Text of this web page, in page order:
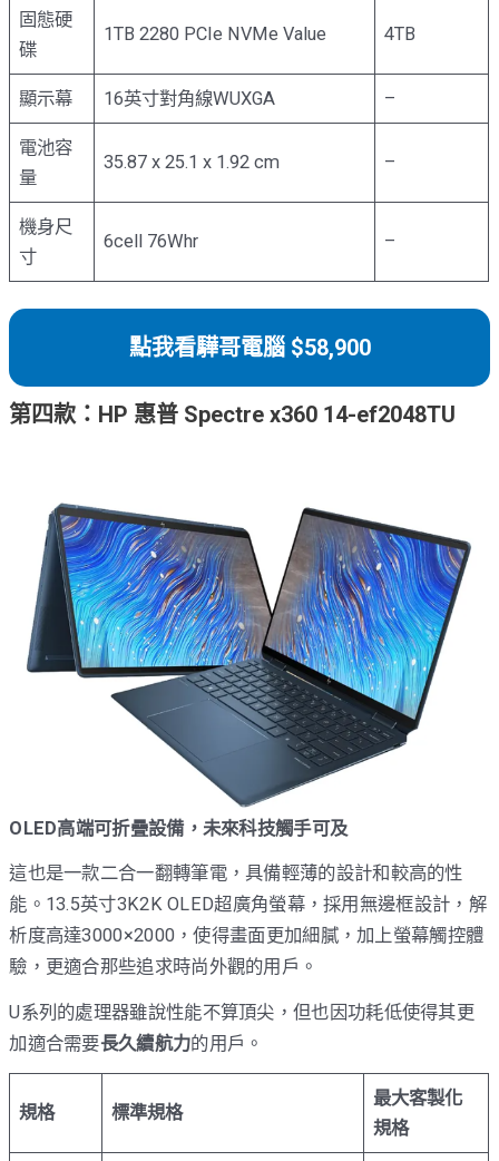
固態硬
碟
1TB 2280 PCIe NVMe Value 4TB
顯示幕 16英寸對角線WUXGA –
電池容
量
35.87 x 25.1 x 1.92 cm –
機身尺
寸
6cell 76Whr –
點我看驊哥電腦 $58,900
第四款：HP 惠普 Spectre x360 14-ef2048TU
OLED高端可折疊設備，未來科技觸手可及
這也是一款二合一翻轉筆電，具備輕薄的設計和較高的性
能。13.5英寸3K2K OLED超廣角螢幕，採用無邊框設計，解
析度高達3000×2000，使得畫面更加細膩，加上螢幕觸控體
驗，更適合那些追求時尚外觀的用戶。
U系列的處理器雖說性能不算頂尖，但也因功耗低使得其更
加適合需要長久續航力的用戶。
規格 標準規格
最大客製化
規格